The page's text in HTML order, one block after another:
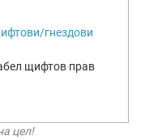
гнездови
щифтов прав
цел!